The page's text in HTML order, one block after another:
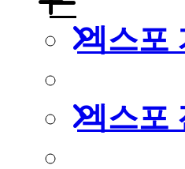
엑스포
엑스포